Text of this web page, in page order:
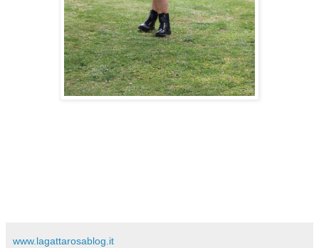
www.lagattarosablog.it